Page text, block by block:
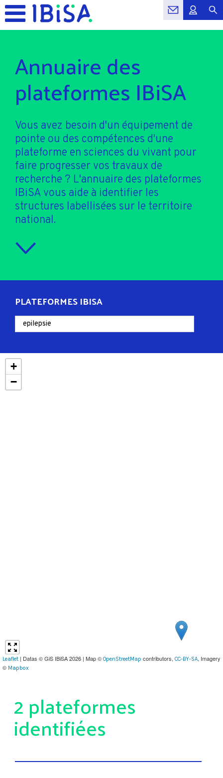
Annuaire des
plateformes IBiSA
Vous avez besoin d'un équipement de
pointe ou des compétences d'une
plateforme en sciences du vivant pour
faire progresser vos travaux de
recherche ? L'annuaire des plateformes
IBiSA vous aide à identifier les
structures labellisées sur le territoire
national.
PLATEFORMES IBISA
+
−
Leaflet | Datas © GiS IBiSA 2026 | Map © OpenStreetMap contributors, CC-BY-SA, Imagery
© Mapbox
2 plateformes
identifiées